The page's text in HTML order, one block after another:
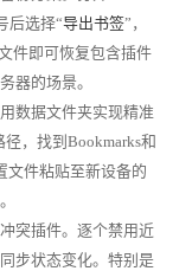
后选择“导出书签”，
件即可恢复包含插件
器的场景。
数据文件夹实现精准
，找到Bookmarks和
文件粘贴至新设备的
突插件。逐个禁用近
步状态变化。特别是